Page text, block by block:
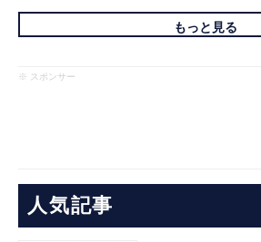
もっと見る
※ スポンサー
人気記事